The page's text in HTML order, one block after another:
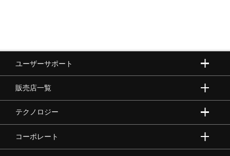
バレーボール
バドミントン
ユーザーサポート
販売店一覧
テクノロジー
コーポレート